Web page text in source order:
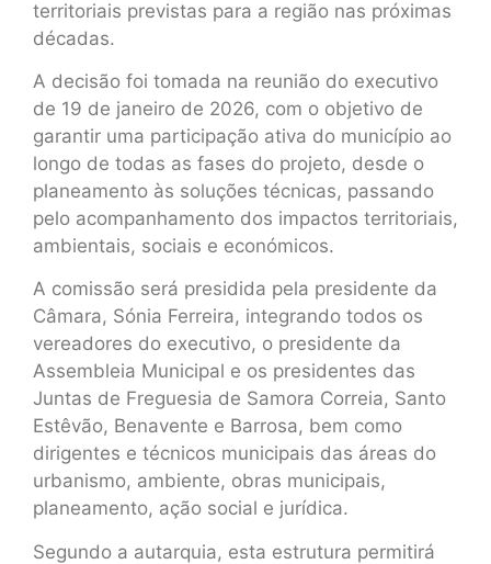
territoriais previstas para a região nas próximas
décadas.
A decisão foi tomada na reunião do executivo
de 19 de janeiro de 2026, com o objetivo de
garantir uma participação ativa do município ao
longo de todas as fases do projeto, desde o
planeamento às soluções técnicas, passando
pelo acompanhamento dos impactos territoriais,
ambientais, sociais e económicos.
A comissão será presidida pela presidente da
Câmara, Sónia Ferreira, integrando todos os
vereadores do executivo, o presidente da
Assembleia Municipal e os presidentes das
Juntas de Freguesia de Samora Correia, Santo
Estêvão, Benavente e Barrosa, bem como
dirigentes e técnicos municipais das áreas do
urbanismo, ambiente, obras municipais,
planeamento, ação social e jurídica.
Segundo a autarquia, esta estrutura permitirá